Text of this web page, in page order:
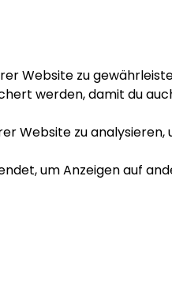
Website zu
werden, damit du
Website zu analysieren,
um Anzeigen auf